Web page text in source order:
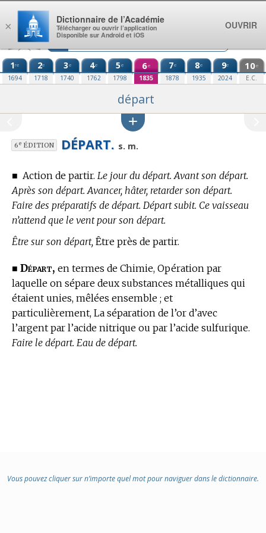
Aller au contenu
1re
1694
2e
1718
3e
1740
4e
1762
5e
1798
6e
1835
7e
1878
8e
1935
9e
2024
10e
E.C.
départ
6eÉDITION DÉPART. s. m.
■ Action de partir. Le jour du départ. Avant son départ.
Après son départ. Avancer, hâter, retarder son départ.
Faire des préparatifs de départ. Départ subit. Ce vaisseau
n’attend que le vent pour son départ.
Être sur son départ, Être près de partir.
■ Départ, en termes de Chimie, Opération par
laquelle on sépare deux substances métalliques qui
étaient unies, mêlées ensemble ; et
particulièrement, La séparation de l’or d’avec
l’argent par l’acide nitrique ou par l’acide sulfurique.
Faire le départ. Eau de départ.
Vous pouvez cliquer sur n’importe quel mot pour naviguer dans le dictionnaire.
×
Dictionnaire de l’Académie
Télécharger ou ouvrir l’application
Disponible sur Android et iOS
OUVRIR